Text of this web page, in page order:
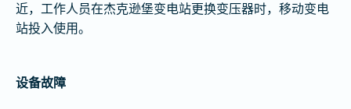
近，工作人员在杰克逊堡变电站更换变压器时，移动变电
站投入使用。
设备故障